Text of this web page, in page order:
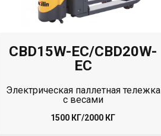
CBD15W-EC/CBD20W-
EC
Электрическая паллетная тележка
с весами
1500 КГ/2000 КГ